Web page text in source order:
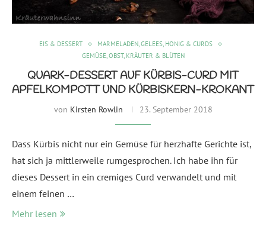
EIS & DESSERT
MARMELADEN, GELEES, HONIG & CURDS
GEMÜSE, OBST, KRÄUTER & BLÜTEN
QUARK-DESSERT AUF KÜRBIS-CURD MIT
APFELKOMPOTT UND KÜRBISKERN-KROKANT
von Kirsten Rowlin 23. September 2018
Dass Kürbis nicht nur ein Gemüse für herzhafte Gerichte ist,
hat sich ja mittlerweile rumgesprochen. Ich habe ihn für
dieses Dessert in ein cremiges Curd verwandelt und mit
einem feinen …
Mehr lesen